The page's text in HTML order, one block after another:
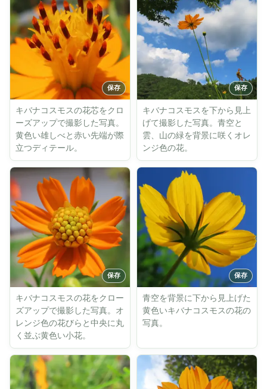
キバナコスモスの花芯をクロ
ーズアップで撮影した写真。
黄色い雄しべと赤い先端が際
立つディテール。
キバナコスモスを下から見上
げて撮影した写真。青空と
雲、山の緑を背景に咲くオレ
ンジ色の花。
キバナコスモスの花をクロー
ズアップで撮影した写真。オ
レンジ色の花びらと中央に丸
く並ぶ黄色い小花。
青空を背景に下から見上げた
黄色いキバナコスモスの花の
写真。